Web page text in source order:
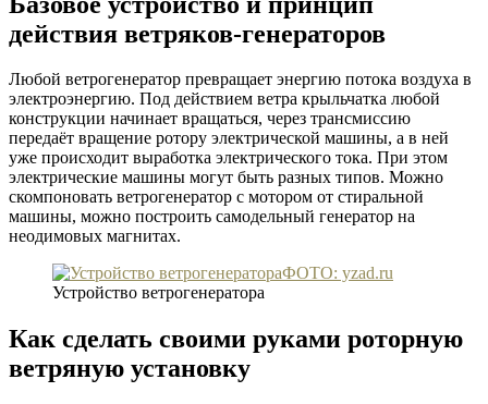
действия ветряков-генераторов
Любой ветрогенератор превращает энергию потока воздуха в
электроэнергию. Под действием ветра крыльчатка любой
конструкции начинает вращаться, через трансмиссию
передаёт вращение ротору электрической машины, а в ней
уже происходит выработка электрического тока. При этом
электрические машины могут быть разных типов. Можно
скомпоновать ветрогенератор с мотором от стиральной
машины, можно построить самодельный генератор на
неодимовых магнитах.
ФОТО: yzad.ru
Устройство ветрогенератора
Как сделать своими руками роторную
ветряную установку